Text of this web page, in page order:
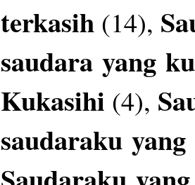
terkasih (14),
saudara yang
Kukasihi (4),
saudaraku yang